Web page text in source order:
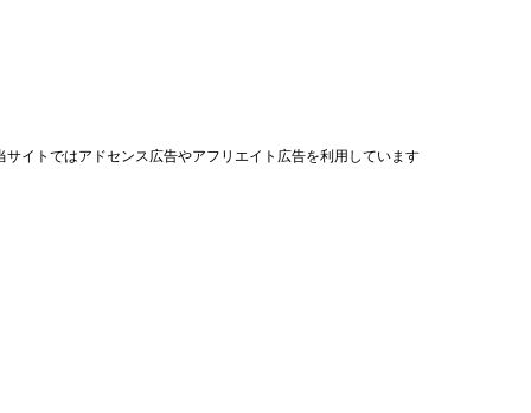
サイトではアドセンス広告やアフリエイト広告を利用しています